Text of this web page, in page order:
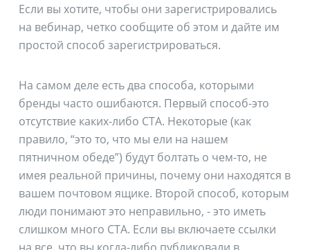
Если вы хотите, чтобы они зарегистрировались
на вебинар, четко сообщите об этом и дайте им
простой способ зарегистрироваться.
На самом деле есть два способа, которыми
бренды часто ошибаются. Первый способ-это
отсутствие каких-либо CTA. Некоторые (как
правило, “это то, что мы ели на нашем
пятничном обеде”) будут болтать о чем-то, не
имея реальной причины, почему они находятся в
вашем почтовом ящике. Второй способ, которым
люди понимают это неправильно, - это иметь
слишком много CTA. Если вы включаете ссылки